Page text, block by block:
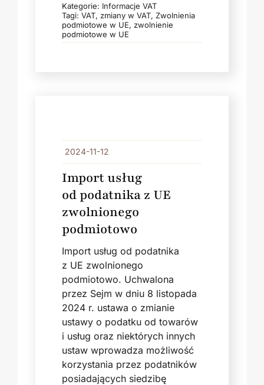
Kategorie: Informacje VAT
Tagi: VAT, zmiany w VAT, Zwolnienia
podmiotowe w UE, zwolnienie
podmiotowe w UE
2024-11-12
Import usług
od podatnika z UE
zwolnionego
podmiotowo
Import usług od podatnika
z UE zwolnionego
podmiotowo. Uchwalona
przez Sejm w dniu 8 listopada
2024 r. ustawa o zmianie
ustawy o podatku od towarów
i usług oraz niektórych innych
ustaw wprowadza możliwość
korzystania przez podatników
posiadających siedzibę